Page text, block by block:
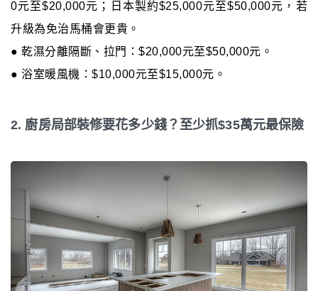
0元至$20,000元；日本製約$25,000元至$50,000元，若
升級為免治馬桶會更貴。
● 乾濕分離隔斷、拉門：$20,000元至$50,000元。
● 浴室暖風機：$10,000元至$15,000元。
2. 廚房局部裝修要花多少錢？至少抓$35萬元最保險